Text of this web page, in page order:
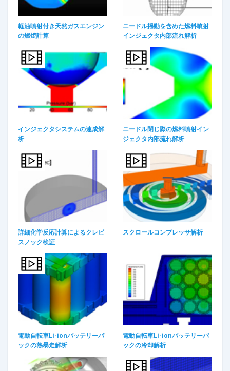
軽油噴射付き天然ガスエンジン
の燃焼計算​
ニードル揺動を含めた燃料噴射
インジェクタ内部流れ解析​
インジェクタシステムの連成解
析
ニードル閉じ際の燃料噴射イン
ジェクタ内部流れ解析
詳細化学反応計算によるクレビ
スノック検証
スクロールコンプレッサ解析
電動自転車Li-ionバッテリーパ
ックの熱暴走解析​
電動自転車Li-ionバッテリーパ
ックの冷却解析​